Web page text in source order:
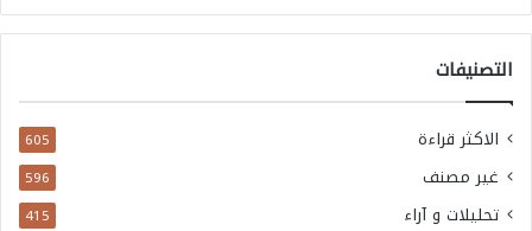
التصنيفات
الاكثر قراءة 605
غير مصنف 596
تحليلات و آراء 415